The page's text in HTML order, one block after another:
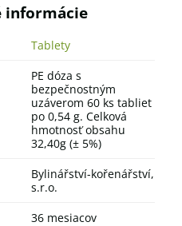
informácie
Tablety
PE dóza s
bezpečnostným
uzáverom 60 ks tabliet
po 0,54 g. Celková
hmotnosť obsahu
32,40g (± 5%)
Bylinářství-kořenářství,
s.r.o.
36 mesiacov